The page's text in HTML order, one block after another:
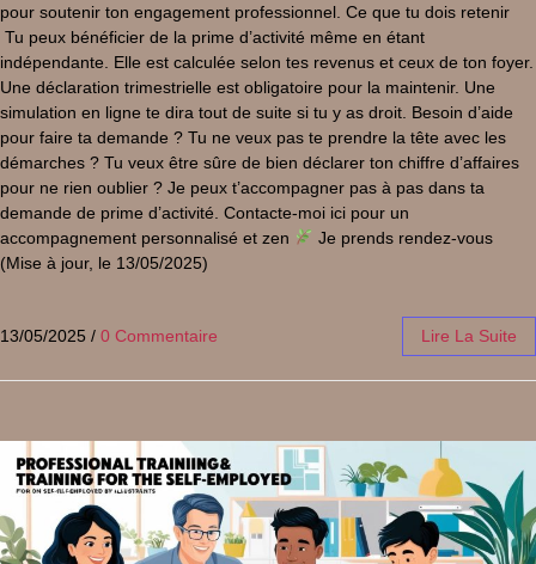
pour soutenir ton engagement professionnel. Ce que tu dois retenir
Tu peux bénéficier de la prime d’activité même en étant
indépendante. Elle est calculée selon tes revenus et ceux de ton foyer.
Une déclaration trimestrielle est obligatoire pour la maintenir. Une
simulation en ligne te dira tout de suite si tu y as droit. Besoin d’aide
pour faire ta demande ? Tu ne veux pas te prendre la tête avec les
démarches ? Tu veux être sûre de bien déclarer ton chiffre d’affaires
pour ne rien oublier ? Je peux t’accompagner pas à pas dans ta
demande de prime d’activité. Contacte-moi ici pour un
accompagnement personnalisé et zen
Je prends rendez-vous
(Mise à jour, le 13/05/2025)
13/05/2025 / 0 Commentaire Lire La Suite